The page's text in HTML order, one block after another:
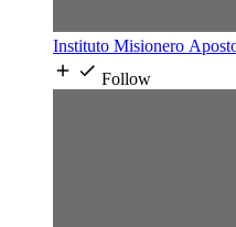
Instituto Misionero
Follow